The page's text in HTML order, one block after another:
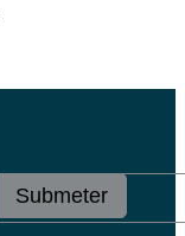
Submeter